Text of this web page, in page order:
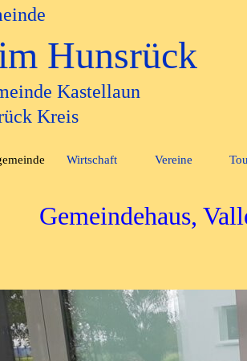
Hunsrück
Kastellaun
Kreis
▼
Wirtschaft ▼
Vereine
Gemeindehaus,